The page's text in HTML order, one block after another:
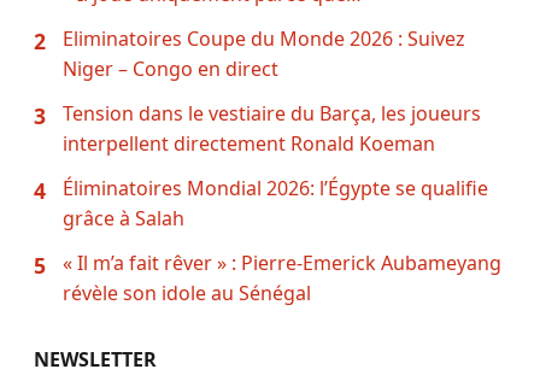
2
Eliminatoires Coupe du Monde 2026 : Suivez
Niger – Congo en direct
3
Tension dans le vestiaire du Barça, les joueurs
interpellent directement Ronald Koeman
4
Éliminatoires Mondial 2026: l’Égypte se qualifie
grâce à Salah
5
« Il m’a fait rêver » : Pierre-Emerick Aubameyang
révèle son idole au Sénégal
NEWSLETTER